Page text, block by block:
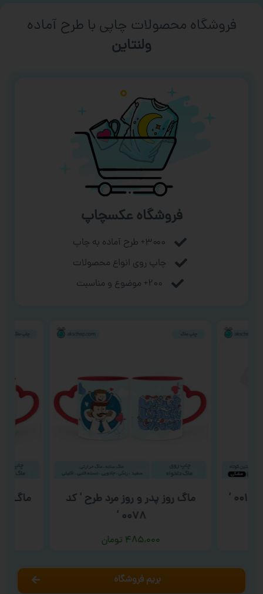
فروشگاه محصولات چاپی با طرح آماده
ورزشی
فروشگاه عکسچاپ
۳۰۰۰+ طرح آماده به چاپ
چاپ روی انواع محصولات
۲۰۰+ موضوع و مناسبت
ماگ روز پدر و روز مرد طرح ‘ کد
۰۰۷۸ ‘
۴۸۵,۰۰۰ تومان
ماگ
بریم فروشگاه